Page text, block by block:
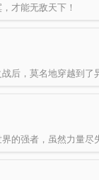
才能无敌天下！
的强者，虽然力量尽